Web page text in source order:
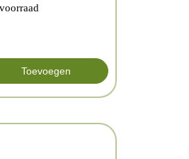
Toevoegen